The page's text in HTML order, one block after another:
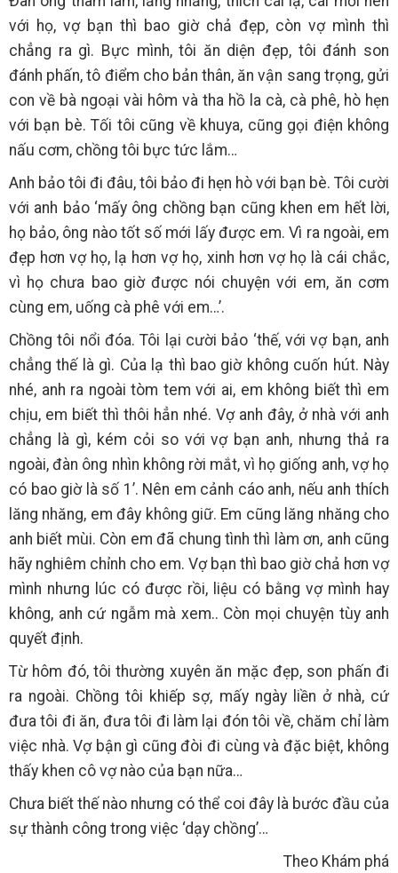
với họ, vợ bạn thì bao giờ chả đẹp, còn vợ mình thì
chẳng ra gì. Bực mình, tôi ăn diện đẹp, tôi đánh son
đánh phấn, tô điểm cho bản thân, ăn vận sang trọng, gửi
con về bà ngoại vài hôm và tha hồ la cà, cà phê, hò hẹn
với bạn bè. Tối tôi cũng về khuya, cũng gọi điện không
nấu cơm, chồng tôi bực tức lắm…
Anh bảo tôi đi đâu, tôi bảo đi hẹn hò với bạn bè. Tôi cười
với anh bảo ‘mấy ông chồng bạn cũng khen em hết lời,
họ bảo, ông nào tốt số mới lấy được em. Vì ra ngoài, em
đẹp hơn vợ họ, lạ hơn vợ họ, xinh hơn vợ họ là cái chắc,
vì họ chưa bao giờ được nói chuyện với em, ăn cơm
cùng em, uống cà phê với em…’.
Chồng tôi nổi đóa. Tôi lại cười bảo ‘thế, với vợ bạn, anh
chẳng thế là gì. Của lạ thì bao giờ không cuốn hút. Này
nhé, anh ra ngoài tòm tem với ai, em không biết thì em
chịu, em biết thì thôi hẳn nhé. Vợ anh đây, ở nhà với anh
chẳng là gì, kém cỏi so với vợ bạn anh, nhưng thả ra
ngoài, đàn ông nhìn không rời mắt, vì họ giống anh, vợ họ
có bao giờ là số 1’. Nên em cảnh cáo anh, nếu anh thích
lăng nhăng, em đây không giữ. Em cũng lăng nhăng cho
anh biết mùi. Còn em đã chung tình thì làm ơn, anh cũng
hãy nghiêm chỉnh cho em. Vợ bạn thì bao giờ chả hơn vợ
mình nhưng lúc có được rồi, liệu có bằng vợ mình hay
không, anh cứ ngẫm mà xem.. Còn mọi chuyện tùy anh
quyết định.
Từ hôm đó, tôi thường xuyên ăn mặc đẹp, son phấn đi
ra ngoài. Chồng tôi khiếp sợ, mấy ngày liền ở nhà, cứ
đưa tôi đi ăn, đưa tôi đi làm lại đón tôi về, chăm chỉ làm
việc nhà. Vợ bận gì cũng đòi đi cùng và đặc biệt, không
thấy khen cô vợ nào của bạn nữa…
Chưa biết thế nào nhưng có thể coi đây là bước đầu của
sự thành công trong việc ‘dạy chồng’…
Theo Khám phá